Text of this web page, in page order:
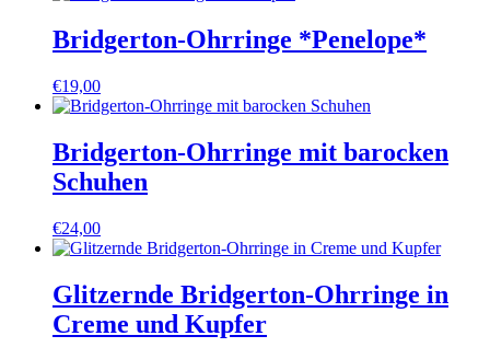
Bridgerton-Ohrringe *Penelope*
€19,00
Bridgerton-Ohrringe mit barocken
Schuhen
€24,00
Glitzernde Bridgerton-Ohrringe in
Creme und Kupfer